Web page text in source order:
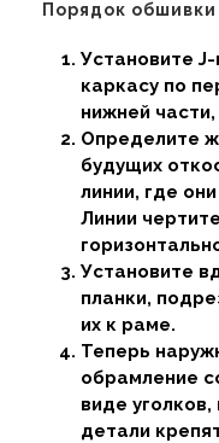
Порядок
Установите
каркасу по
нижней
Определите
будущих
линии, где
Линии
Установите
планки,
их к раме.
Теперь
обрамление
виде
детали